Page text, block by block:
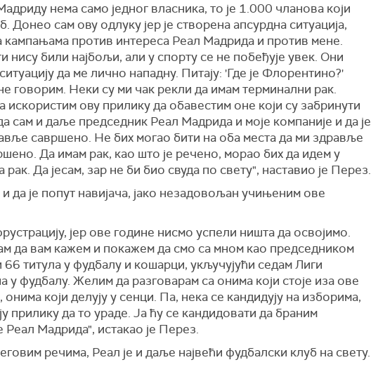
нема само једног власника, то је 1.000 чланова који
Донео сам ову одлуку јер је створена апсурдна ситуација,
кампањама против интереса Реал Мадрида и против мене.
нису били најбољи, али у спорту се не побеђује увек. Они
да ме лично нападну. Питају: 'Где је Флорентино?'
говорим. Неки су ми чак рекли да имам терминални рак.
ову прилику да обавестим оне који су забринути
сам и даље председник Реал Мадрида и моје компаније и да је
савршено. Не бих могао бити на оба места да ми здравље
Да имам рак, као што је речено, морао бих да идем у
рак. Да јесам, зар не би био свуда по свету", наставио је Перез.
да је попут навијача, јако незадовољан учињеним ове
јер ове године нисмо успели ништа да освојимо.
да вам кажем и покажем да смо са мном као председником
66 титула у фудбалу и кошарци, укључујући седам Лиги
у фудбалу. Желим да разговарам са онима који стоје иза ове
који делују у сенци. Па, нека се кандидују на изборима,
прилику да то ураде. Ја ћу се кандидовати да браним
Реал Мадрида", истакао је Перез.
речима, Реал је и даље највећи фудбалски клуб на свету.